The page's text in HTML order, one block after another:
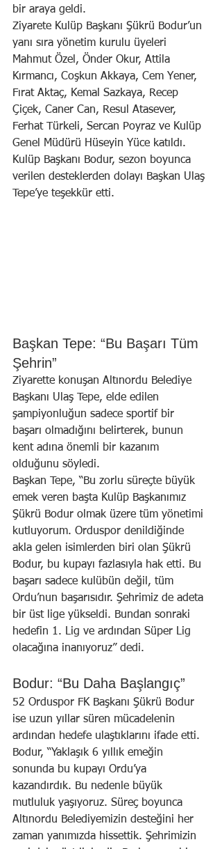
bir araya geldi.
Ziyarete Kulüp Başkanı Şükrü Bodur’un
yanı sıra yönetim kurulu üyeleri
Mahmut Özel, Önder Okur, Attila
Kırmancı, Coşkun Akkaya, Cem Yener,
Fırat Aktaç, Kemal Sazkaya, Recep
Çiçek, Caner Can, Resul Atasever,
Ferhat Türkeli, Sercan Poyraz ve Kulüp
Genel Müdürü Hüseyin Yüce katıldı.
Kulüp Başkanı Bodur, sezon boyunca
verilen desteklerden dolayı Başkan Ulaş
Tepe’ye teşekkür etti.
Başkan Tepe: “Bu Başarı Tüm
Şehrin”
Ziyarette konuşan Altınordu Belediye
Başkanı Ulaş Tepe, elde edilen
şampiyonluğun sadece sportif bir
başarı olmadığını belirterek, bunun
kent adına önemli bir kazanım
olduğunu söyledi.
Başkan Tepe, “Bu zorlu süreçte büyük
emek veren başta Kulüp Başkanımız
Şükrü Bodur olmak üzere tüm yönetimi
kutluyorum. Orduspor denildiğinde
akla gelen isimlerden biri olan Şükrü
Bodur, bu kupayı fazlasıyla hak etti. Bu
başarı sadece kulübün değil, tüm
Ordu’nun başarısıdır. Şehrimiz de adeta
bir üst lige yükseldi. Bundan sonraki
hedefin 1. Lig ve ardından Süper Lig
olacağına inanıyoruz” dedi.
Bodur: “Bu Daha Başlangıç”
52 Orduspor FK Başkanı Şükrü Bodur
ise uzun yıllar süren mücadelenin
ardından hedefe ulaştıklarını ifade etti.
Bodur, “Yaklaşık 6 yıllık emeğin
sonunda bu kupayı Ordu’ya
kazandırdık. Bu nedenle büyük
mutluluk yaşıyoruz. Süreç boyunca
Altınordu Belediyemizin desteğini her
zaman yanımızda hissettik. Şehrimizin